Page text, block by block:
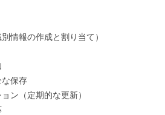
情報の作成と割り当て）
な保存
ン（定期的な更新）